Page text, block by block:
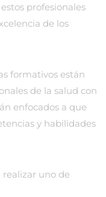
profesionales
de los
formativos están
de la salud con
enfocados a que
y habilidades
uno de